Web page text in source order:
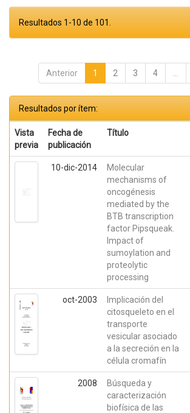
Resultados 1-10 de 101.
Anterior 1 2 3 4
Resultados por ítem:
Vista
previa
Fecha de
publicación
Título
10-dic-2014
Molecular
mechanisms of
oncogénesis
mediated by the
BTB transcription
factor Pipsqueak.
Impact of
sumoylation and
proteolytic
processing
oct-2003
Implicación del
citosqueleto en el
transporte
vesicular asociado
a la secreción en la
célula cromafín
2008
Búsqueda y
caracterización
biofísica de las